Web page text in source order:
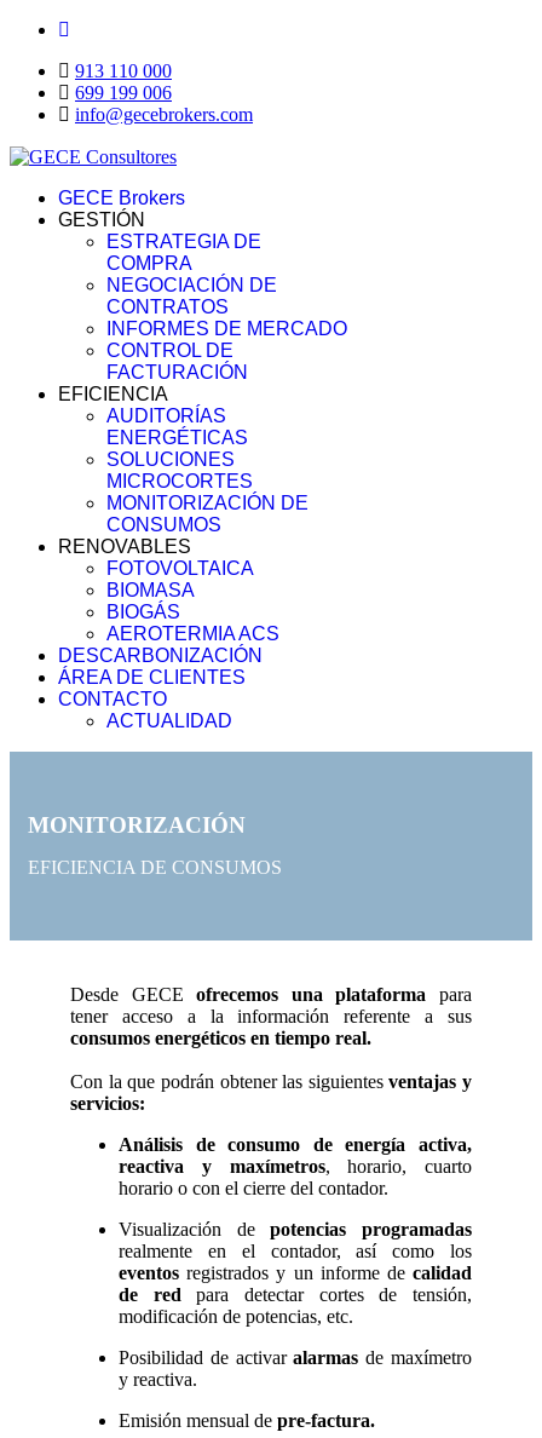
913 110 000
699 199 006
info@gecebrokers.com
GECE Brokers
GESTIÓN
ESTRATEGIA DE
COMPRA
NEGOCIACIÓN DE
CONTRATOS
INFORMES DE MERCADO
CONTROL DE
FACTURACIÓN
EFICIENCIA
AUDITORÍAS
ENERGÉTICAS
SOLUCIONES
MICROCORTES
MONITORIZACIÓN DE
CONSUMOS
RENOVABLES
FOTOVOLTAICA
BIOMASA
BIOGÁS
AEROTERMIA ACS
DESCARBONIZACIÓN
ÁREA DE CLIENTES
CONTACTO
ACTUALIDAD
MONITORIZACIÓN
EFICIENCIA DE CONSUMOS
Desde GECEofrecemos una plataforma para
tener acceso a la información referente a sus
consumos energéticos en tiempo real.
Con la que podrán obtener las siguientesventajas y
servicios:
Análisis de consumo de energía activa,
reactiva y maxímetros, horario, cuarto
horario o con el cierre del contador.
Visualización depotencias programadas
realmente en el contador, así como los
eventosregistrados y un informe decalidad
de redpara detectar cortes de tensión,
modificación de potencias, etc.
Posibilidad de activaralarmasde maxímetro
y reactiva.
Emisión mensual de pre-factura.